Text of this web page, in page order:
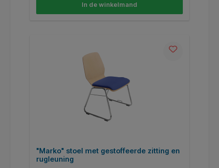
afgesloten. kabeluitgang voor monitor, toetsenbord,
muis en stroomkabels: 60cm x 50cm,
In de winkelmand
"Marko" stoel met gestoffeerde zitting en
rugleuning